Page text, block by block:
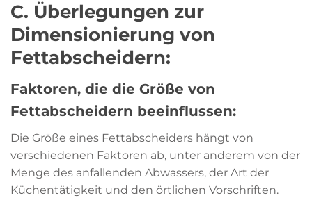
C. Überlegungen zur
Dimensionierung von
Fettabscheidern:
Faktoren, die die Größe von
Fettabscheidern beeinflussen:
Die Größe eines Fettabscheiders hängt von
verschiedenen Faktoren ab, unter anderem von der
Menge des anfallenden Abwassers, der Art der
Küchentätigkeit und den örtlichen Vorschriften.